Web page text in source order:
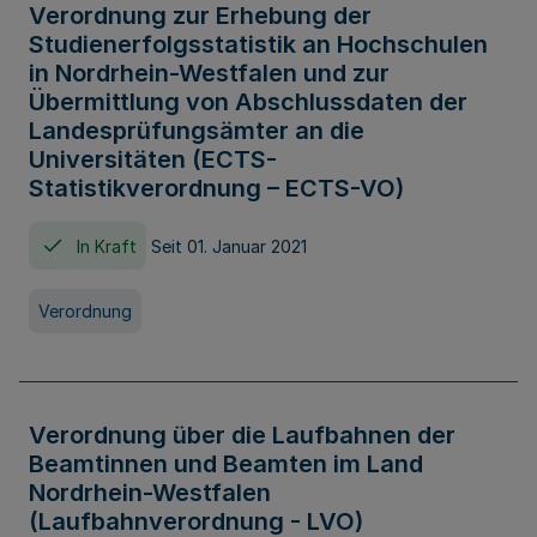
Verordnung zur Erhebung der
Studienerfolgsstatistik an Hochschulen
in Nordrhein-Westfalen und zur
Übermittlung von Abschlussdaten der
Landesprüfungsämter an die
Universitäten (ECTS-
Statistikverordnung – ECTS-VO)
In Kraft Seit 01. Januar 2021
Verordnung
Verordnung über die Laufbahnen der
Beamtinnen und Beamten im Land
Nordrhein-Westfalen
(Laufbahnverordnung - LVO)